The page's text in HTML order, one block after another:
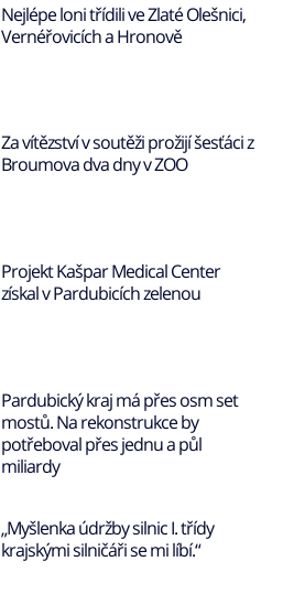
Nejlépe loni třídili ve Zlaté Olešnici,
Vernéřovicích a Hronově
Za vítězství v soutěži prožijí šesťáci z
Broumova dva dny v ZOO
Projekt Kašpar Medical Center
získal v Pardubicích zelenou
Pardubický kraj má přes osm set
mostů. Na rekonstrukce by
potřeboval přes jednu a půl
miliardy
„Myšlenka údržby silnic I. třídy
krajskými silničáři se mi líbí.“